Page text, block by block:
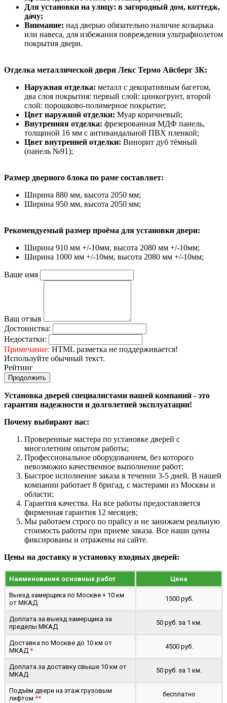
Для установки на улицу: в загородный дом, коттедж,
дачу;
Внимание: над дверью обязательно наличие козырька
или навеса, для избежания повреждения ультрафиолетом
покрытия двери.
Отделка металлической двери Лекс Термо Айсберг 3К:
Наружная отделка: металл с декоративным багетом,
два слоя покрытия: первый слой: цинкогрунт, второй
слой: порошково-полимерное покрытие;
Цвет наружной отделки: Муар коричневый;
Внутренняя отделка: фрезерованная МДФ панель,
толщиной 16 мм с антивандальной ПВХ пленкой;
Цвет внутренней отделки: Винорит дуб тёмный
(панель №91);
Размер дверного блока по раме составляет:
Ширина 880 мм, высота 2050 мм;
Ширина 950 мм, высота 2050 мм;
Рекомендуемый размер проёма для установки двери:
Ширина 910 мм +/-10мм, высота 2080 мм +/-10мм;
Ширина 1000 мм +/-10мм, высота 2080 мм +/-10мм;
Ваше имя
Ваш отзыв
Достоинства:
Недостатки:
Примечание: HTML разметка не поддерживается!
Используйте обычный текст.
Рейтинг
Продолжить
Установка дверей специалистами нашей компаний - это
гарантия надежности и долголетней эксплуатации!
Почему выбирают нас:
Проверенные мастера по установке дверей с
многолетним опытом работы;
Профессиональное оборудованием, без которого
невозможно качественное выполнение работ;
Быстрое исполнение заказа в течении 3-5 дней. В нашей
компании работает 8 бригад, с мастерами из Москвы и
области;
Гарантия качества. На все работы предоставляется
фирменная гарантия 12 месяцев;
Мы работаем строго по прайсу и не занижаем реальную
стоимость работы при приеме заказа. Все наши цены
фиксированы и отражены на сайте.
Цены на доставку и установку входных дверей:
Наименование основных работ Цена
Выезд замерщика по Москве + 10 км
от МКАД
1500 руб.
Доплата за выезд замерщика за
пределы МКАД
50 руб. за 1 км.
Доставка по Москве до 10 км от
МКАД *
4500 руб.
Доплата за доставку свыше 10 км от
МКАД
50 руб. за 1 км.
Подъём двери на этаж грузовым
лифтом **
бесплатно